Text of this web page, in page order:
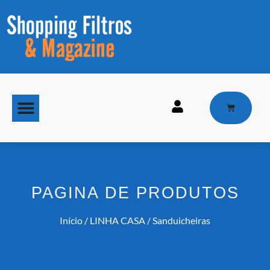
PAGINA DE PRODUTOS
Início / LINHA CASA / Sanduicheiras